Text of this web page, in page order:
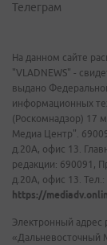
Телеграм
На данном сайте
"VLADNEWS" -
выдано
информационных
(Роскомнадзор) 17
Медиа Центр".
д.20А, офис 13.
редакции: 690091,
д.20А, офис 13. Тел.:
https://
Электронный адрес
«Дальневосточный